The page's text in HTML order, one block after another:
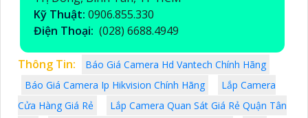
Kỹ Thuật: 0906.855.330
Điện Thoại: (028) 6688.4949
Thông Tin:
Báo Giá Camera Hd Vantech Chính Hãng
Báo Giá Camera Ip Hikvision Chính Hãng
Lắp Camera
Cửa Hàng Giá Rẻ
Lắp Camera Quan Sát Giá Rẻ Quận Tân